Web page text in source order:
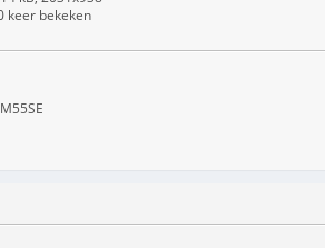
keer bekeken